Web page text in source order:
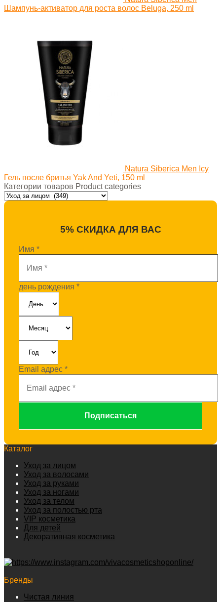
Шампунь-активатор для роста волос Beluga, 250 ml
Natura Siberica Men Icy
Гель после бритья Yak And Yeti, 150 ml
Категории товаров Product categories
5% СКИДКА ДЛЯ ВАС
Имя *
день рождения *
Email адрес *
Каталог
Уход за лицом
Уход за волосами
Уход за руками
Уход за ногами
Уход за телом
Уход за полостью рта
VIP косметика
Для детей
Декоративная косметика
Бренды
Чистая линия